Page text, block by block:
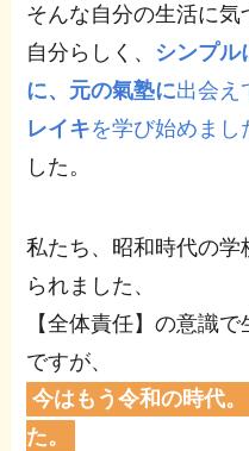
そんな自分の生活に気
自分らしく、 シンプル
に、元の氣塾に出会え
レイキを学び始めまし
した。
私たち、昭和時代の
られました、
【全体責任】の意識
ですが、
今はもう令和の時代
た。